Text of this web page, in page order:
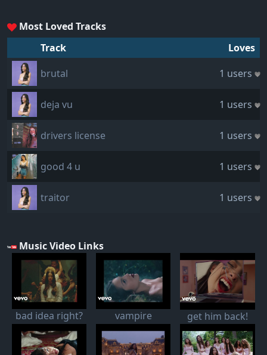
Most Loved Tracks
Track
Loves
brutal
1 users
deja vu 1 users
drivers license 1 users
good 4 u 1 users
traitor 1 users
Music Video Links
bad idea right? vampire get him back!